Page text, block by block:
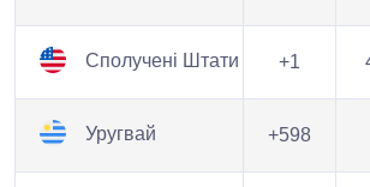
Сполучені Штати +1
Уругвай +598